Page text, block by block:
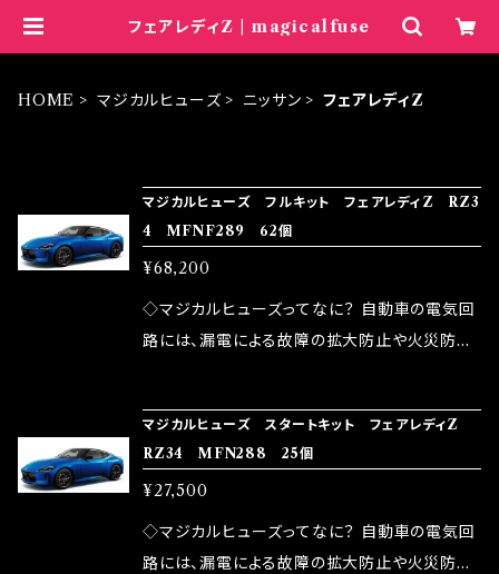
フェアレディZ | magicalfuse
HOME マジカルヒューズ ニッサン フェアレディZ
マジカルヒューズ フルキット フェアレディZ RZ3
4 MFNF289 62個
¥68,200
◇マジカルヒューズってなに？ 自動車の電気回
路には、漏電による故障の拡大防止や火災防止
路として、各回路への電力供給を行っています。
しかし、ヒューズには拭い去れない欠点があり
ます。 1.溶接回路であるため、配線と比較し抵抗
が大きい。 2.金属部分が露出している為、空気
中に漏電してしまう。 3.金属プレートが接触する
マジカルヒューズ スタートキット フェアレディZ
RZ34 MFN288 25個
¥27,500
◇マジカルヒューズってなに？ 自動車の電気回
路には、漏電による故障の拡大防止や火災防止